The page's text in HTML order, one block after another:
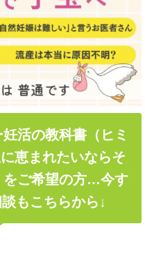
活の教科書（ヒミ
恵まれたいならそ
をご希望の方…今す
もこちらから↓